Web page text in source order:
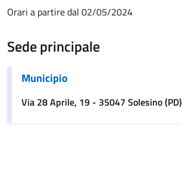
Orari a partire dal 02/05/2024
Sede principale
Municipio
Via 28 Aprile, 19 - 35047 Solesino (PD)